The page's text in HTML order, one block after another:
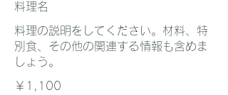
料理名
料理の説明をしてください。材料、特
別食、その他の関連する情報も含めま
しょう。
￥1,100